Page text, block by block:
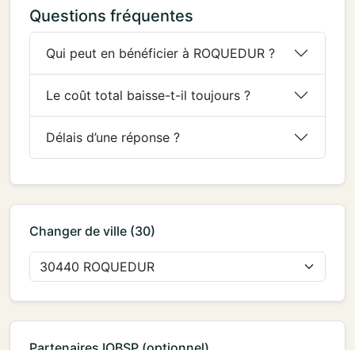
Questions fréquentes
Qui peut en bénéficier à ROQUEDUR ?
Le coût total baisse-t-il toujours ?
Délais d’une réponse ?
Changer de ville (30)